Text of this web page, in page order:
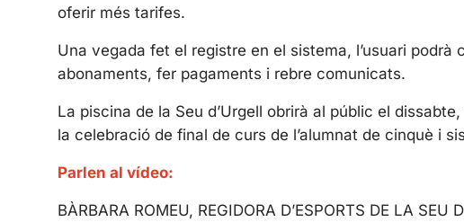
oferir més tarifes.
Una vegada fet el registre en el sistema, l’usuari
abonaments, fer pagaments i rebre comunicats.
La piscina de la Seu d’Urgell obrirà al públic el
la celebració de final de curs de l’alumnat de cinquè i
Parlen al vídeo:
BÀRBARA ROMEU, REGIDORA D’ESPORTS DE LA SEU